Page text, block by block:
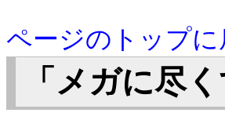
ページのトップに
「メガに尽